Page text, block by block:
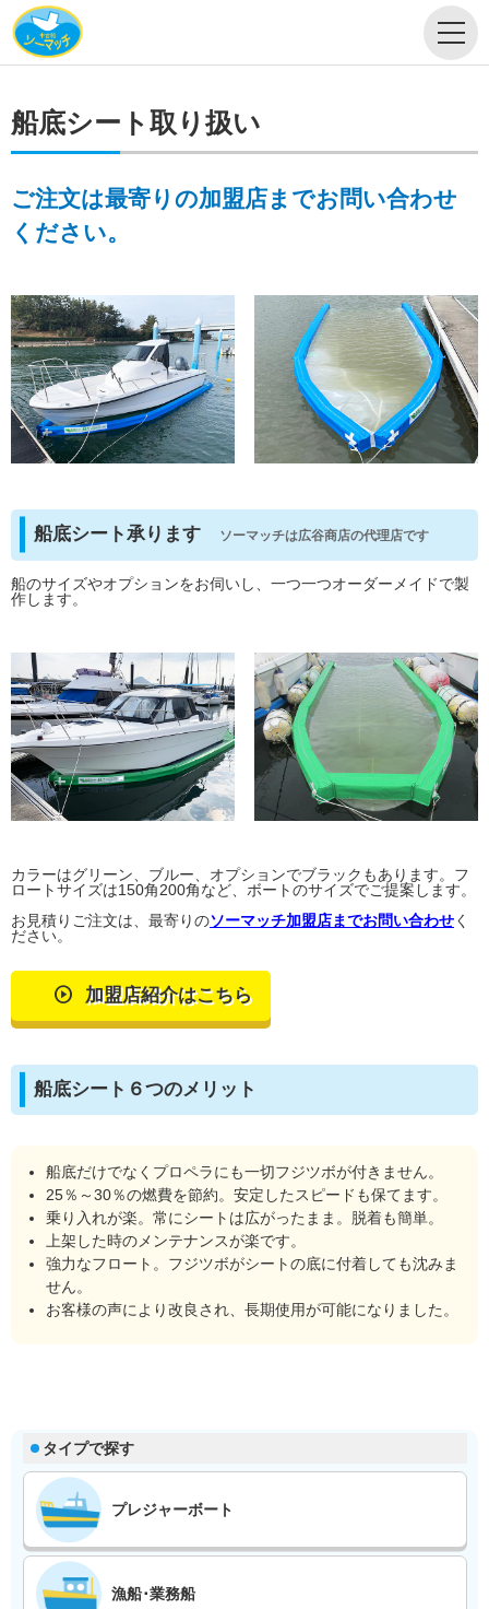
船底シート取り扱い
ご注文は最寄りの加盟店までお問い合わせ
ください。
船底シート承ります ソーマッチは広谷商店の代理店です
船のサイズやオプションをお伺いし、一つ一つオーダーメイドで製
作します。
カラーはグリーン、ブルー、オプションでブラックもあります。フ
ロートサイズは150角200角など、ボートのサイズでご提案します。
お見積りご注文は、最寄りのソーマッチ加盟店までお問い合わせく
ださい。
加盟店紹介はこちら
船底シート６つのメリット
船底だけでなくプロペラにも一切フジツボが付きません。
25％～30％の燃費を節約。安定したスピードも保てます。
乗り入れが楽。常にシートは広がったまま。脱着も簡単。
上架した時のメンテナンスが楽です。
強力なフロート。フジツボがシートの底に付着しても沈みま
せん。
お客様の声により改良され、長期使用が可能になりました。
タイプで探す
プレジャーボート
漁船･業務船